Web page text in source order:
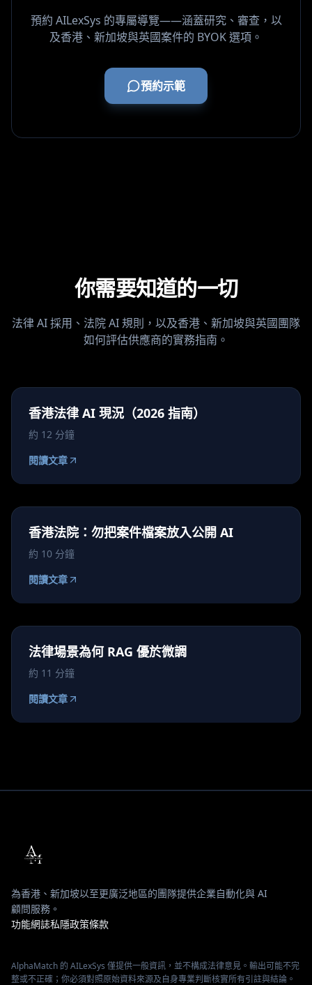
預約 AILexSys 的專屬導覽——涵蓋研究、審查，以
及香港、新加坡與英國案件的 BYOK 選項。
預約示範
你需要知道的一切
法律 AI 採用、法院 AI 規則，以及香港、新加坡與英國團隊
如何評估供應商的實務指南。
香港法律 AI 現況（2026 指南）
約 12 分鐘
閱讀文章
香港法院：勿把案件檔案放入公開 AI
約 10 分鐘
閱讀文章
法律場景為何 RAG 優於微調
約 11 分鐘
閱讀文章
為香港、新加坡以至更廣泛地區的團隊提供企業自動化與 AI
顧問服務。
功能網誌私隱政策條款
AlphaMatch 的 AILexSys 僅提供一般資訊，並不構成法律意見。輸出可能不完
整或不正確；你必須對照原始資料來源及自身專業判斷核實所有引註與結論。